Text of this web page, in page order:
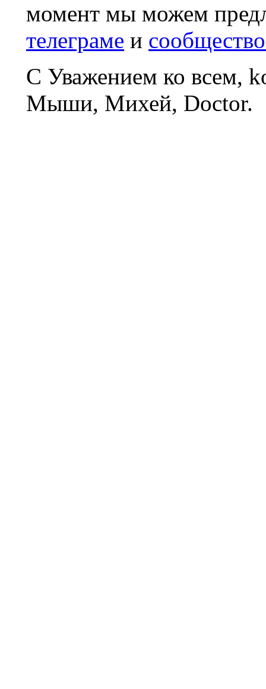
момент мы можем
телеграме и
С Уважением ко всем,
Мыши, Михей, Doctor.